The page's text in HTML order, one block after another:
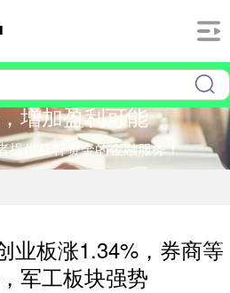
增加盈利可能
提供杠杆资金的金融服务！
业板涨1.34%，券商等
军工板块强势